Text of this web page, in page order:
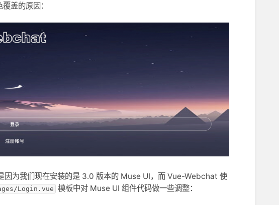
盖的原因：
为我们现在安装的是 3.0 版本的 Muse UI，而 Vue-Webchat 使
Login.vue 模板中对 Muse UI 组件代码做一些调整：